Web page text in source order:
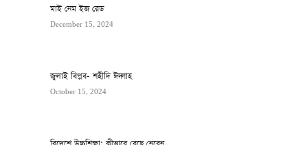
মাই নেম ইজ রেড
December 15, 2024
জুলাই বিপ্লব- শহীদি ঈদ্গাহ
October 15, 2024